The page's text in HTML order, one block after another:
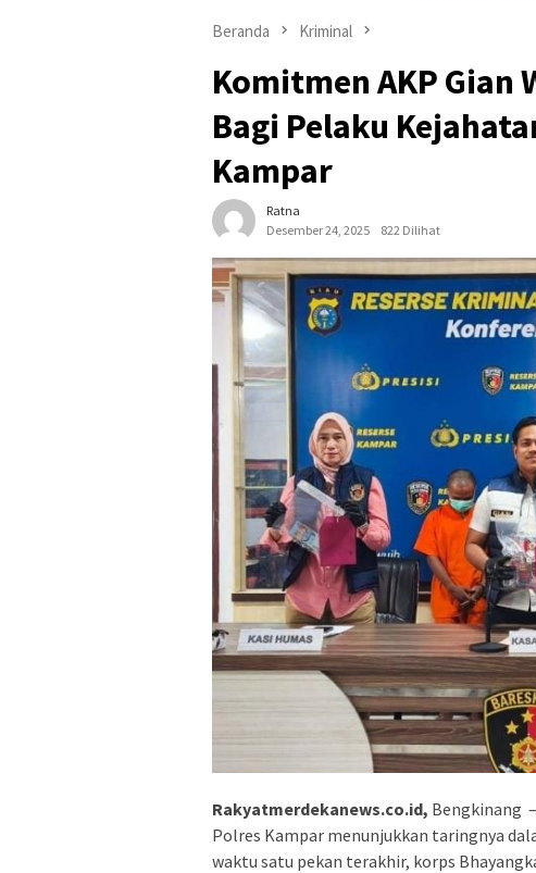
Beranda Kriminal
Komitmen AKP Gian
Bagi Pelaku
Kampar
Ratna
Desember 24, 2025
822 Dilihat
Rakyatmerdekanews.co.id, Bengkinang
Polres Kampar menunjukkan taringnya
waktu satu pekan terakhir, korps